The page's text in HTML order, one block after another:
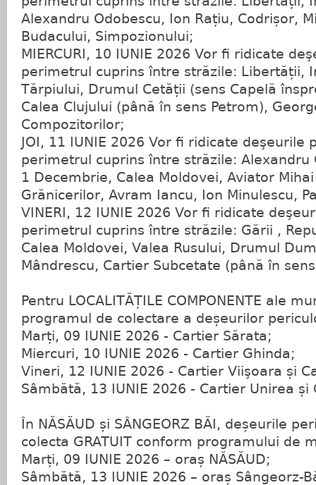
Alexandru Odobescu, Ion Rațiu, Codrișor,
Budacului, Simpozionului;
MIERCURI, 10 IUNIE 2026 Vor fi ridicate
perimetrul cuprins între străzile: Libertății,
Tărpiului, Drumul Cetății (sens Capelă
Calea Clujului (până în sens Petrom),
Compozitorilor;
JOI, 11 IUNIE 2026 Vor fi ridicate deşeurile
perimetrul cuprins între străzile: Alexandru
1 Decembrie, Calea Moldovei, Aviator
Grănicerilor, Avram Iancu, Ion Minulescu,
VINERI, 12 IUNIE 2026 Vor fi ridicate
perimetrul cuprins între străzile: Gării ,
Calea Moldovei, Valea Rusului, Drumul
Mândrescu, Cartier Subcetate (până în
Pentru LOCALITĂȚILE COMPONENTE ale
programul de colectare a deșeurilor
Marți, 09 IUNIE 2026 - Cartier Sărata;
Miercuri, 10 IUNIE 2026 - Cartier Ghinda;
Vineri, 12 IUNIE 2026 - Cartier Viişoara și
Sâmbătă, 13 IUNIE 2026 - Cartier Unirea și
În NĂSĂUD și SÂNGEORZ BĂI, deșeurile
colecta GRATUIT conform programului de
Marți, 09 IUNIE 2026 – oraș NĂSĂUD;
Sâmbătă, 13 IUNIE 2026 – oraș Sângeorz-